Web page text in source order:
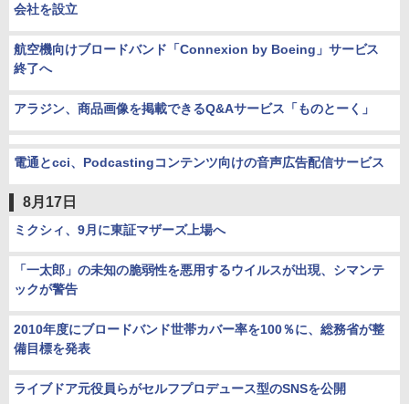
会社を設立
航空機向けブロードバンド「Connexion by Boeing」サービス
終了へ
アラジン、商品画像を掲載できるQ&Aサービス「ものとーく」
電通とcci、Podcastingコンテンツ向けの音声広告配信サービス
8月17日
ミクシィ、9月に東証マザーズ上場へ
「一太郎」の未知の脆弱性を悪用するウイルスが出現、シマンテ
ックが警告
2010年度にブロードバンド世帯カバー率を100％に、総務省が整
備目標を発表
ライブドア元役員らがセルフプロデュース型のSNSを公開